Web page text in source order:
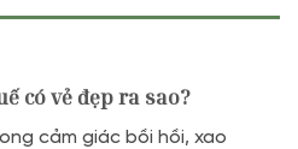
có vẻ đẹp ra sao?
cảm giác bồi hồi, xao